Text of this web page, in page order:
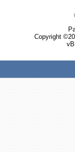
Copyright